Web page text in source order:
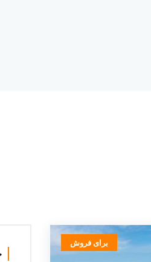
برای فروش